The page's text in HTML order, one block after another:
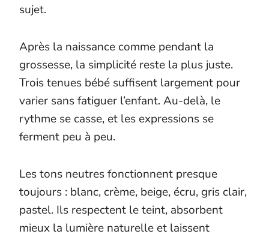
sujet.
Après la naissance comme pendant la
grossesse, la simplicité reste la plus juste.
Trois tenues bébé suffisent largement pour
varier sans fatiguer l’enfant. Au-delà, le
rythme se casse, et les expressions se
ferment peu à peu.
Les tons neutres fonctionnent presque
toujours : blanc, crème, beige, écru, gris clair,
pastel. Ils respectent le teint, absorbent
mieux la lumière naturelle et laissent